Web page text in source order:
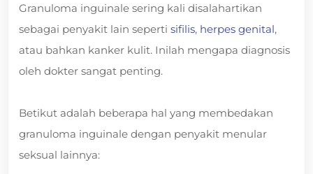
Granuloma inguinale sering kali disalahartikan
sebagai penyakit lain seperti sifilis, herpes genital,
atau bahkan kanker kulit. Inilah mengapa diagnosis
oleh dokter sangat penting.
Betikut adalah beberapa hal yang membedakan
granuloma inguinale dengan penyakit menular
seksual lainnya: